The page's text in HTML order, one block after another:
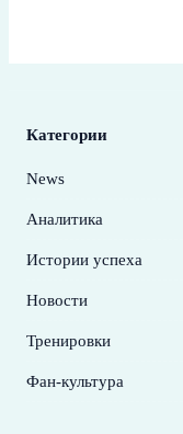
Категории
News
Аналитика
Истории успеха
Новости
Тренировки
Фан-культура